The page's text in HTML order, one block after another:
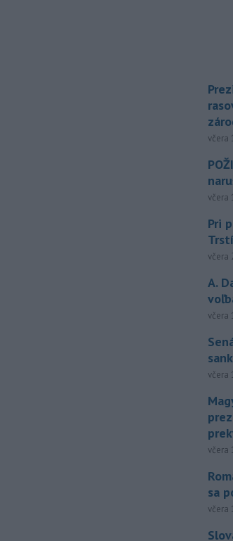
včera
včera
Pri
včera
A.
včera
včera
včera
sa
včera